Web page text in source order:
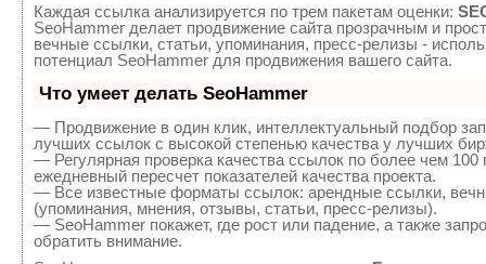
Каждая ссылка анализируется по трем пакетам оценки:
SeoHammer делает продвижение сайта прозрачным и
вечные ссылки, статьи, упоминания, пресс-релизы -
потенциал SeoHammer для продвижения вашего сайта.
Что умеет делать SeoHammer
— Продвижение в один клик, интеллектуальный подбор
лучших ссылок с высокой степенью качества у лучших
— Регулярная проверка качества ссылок по более чем 100
ежедневный пересчет показателей качества проекта.
— Все известные форматы ссылок: арендные ссылки,
(упоминания, мнения, отзывы, статьи, пресс-релизы).
— SeoHammer покажет, где рост или падение, а также
обратить внимание.